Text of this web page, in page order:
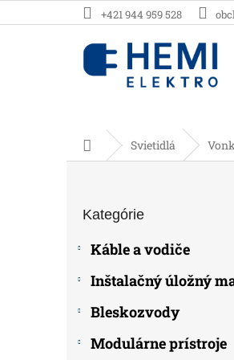
na
+421 944 959 528
DomovSvietidlá
kategórie
Kategórie
Káble a vodiče
Inštalačný úložný
Bleskozvody
Modulárne prístroje